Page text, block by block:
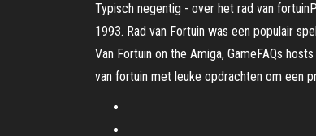
Typisch negentig - over het rad van
1993. Rad van Fortuin was een populair
Van Fortuin on the Amiga, GameFAQs
van fortuin met leuke opdrachten om een